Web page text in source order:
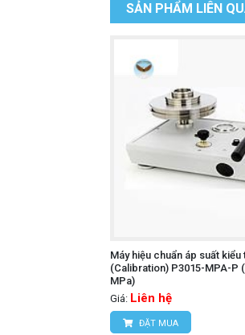
SẢN PHẨM LIÊN
Máy hiệu chuẩn áp suất kiểu
(Calibration) P3015-MPA-P
MPa)
Giá: Liên hệ
ĐẶT MUA